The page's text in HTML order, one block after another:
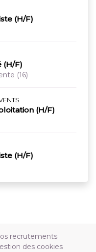
(H/F)
(H/F)
(16)
(H/F)
(H/F)
recrutements
des cookies